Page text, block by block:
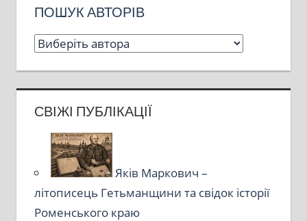
ПОШУК АВТОРІВ
СВІЖІ ПУБЛІКАЦІЇ
Яків Маркович –
літописець Гетьманщини та свідок історії
Роменського краю